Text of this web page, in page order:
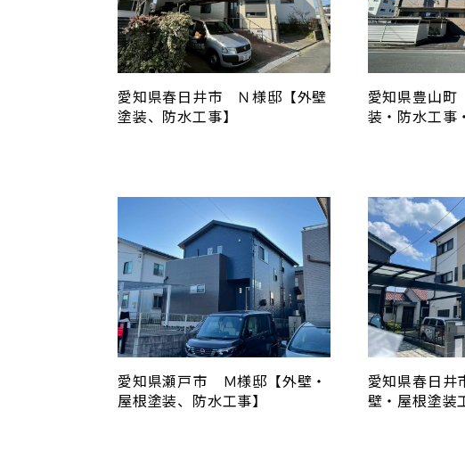
愛知県春日井市 Ｎ様邸【外壁
塗装、防水工事】
愛知県豊山
装・防水工事
愛知県瀬戸市 Ｍ様邸【外壁・
屋根塗装、防水工事】
愛知県春日
壁・屋根塗装